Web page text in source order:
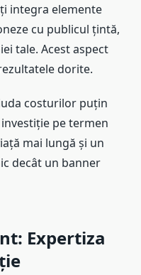
integra elemente
cu publicul țintă,
tale. Acest aspect
dorite.
costurilor puțin
pe termen
mai lungă și un
decât un banner
Expertiza